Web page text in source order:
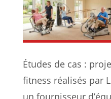
Études de cas :
fitness réalisés par
un fournisseur